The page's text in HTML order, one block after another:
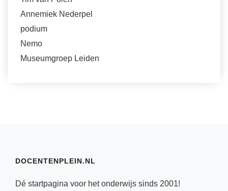
Annemiek Nederpel
podium
Nemo
Museumgroep Leiden
DOCENTENPLEIN.NL
Dé startpagina voor het onderwijs sinds 2001!